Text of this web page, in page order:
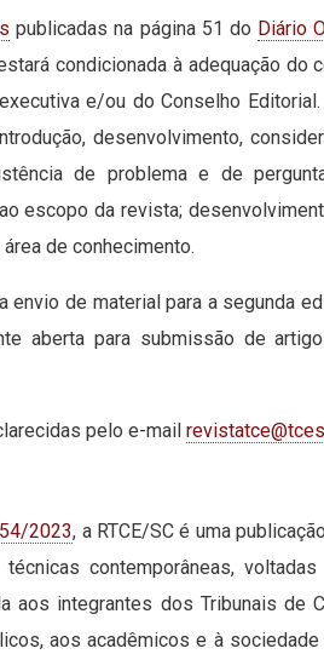
publicadas na página 51 do Diário
condicionada à adequação
e/ou do Conselho
desenvolvimento,
de problema e de
escopo da revista;
de conhecimento.
envio de material para a segunda
aberta para submissão de
pelo e-mail
2023, a RTCE/SC é uma
contemporâneas,
aos integrantes dos Tribunais de
aos acadêmicos e à